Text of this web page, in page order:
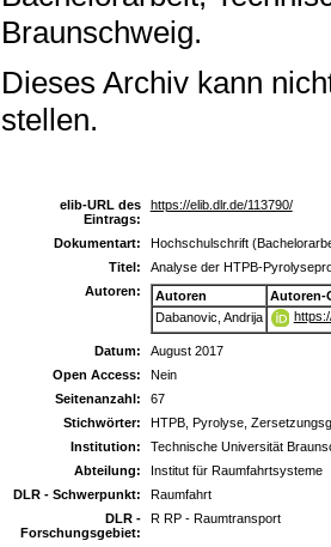
Braunschweig.
Dieses Archiv kann
stellen.
elib-URL des
Eintrags:
https://elib.dlr.de/113790/
Dokumentart:
Hochschulschrift
Titel:
Analyse der HTPB-
Autoren:
Autoren
Autoren-
Dabanovic, Andrija
Datum:
August 2017
Open Access:
Nein
Seitenanzahl:
67
Stichwörter:
HTPB, Pyrolyse,
Institution:
Technische Universität
Abteilung:
Institut für Raumfahrtsysteme
DLR - Schwerpunkt:
Raumfahrt
DLR -
Forschungsgebiet:
R RP - Raumtransport